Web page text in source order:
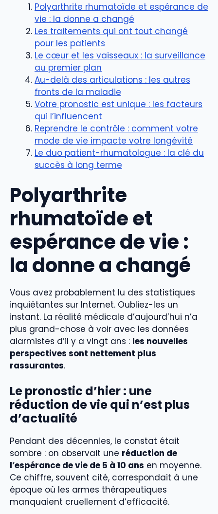
Polyarthrite rhumatoïde et espérance de
vie : la donne a changé
Les traitements qui ont tout changé
pour les patients
Le cœur et les vaisseaux : la surveillance
au premier plan
Au-delà des articulations : les autres
fronts de la maladie
Votre pronostic est unique : les facteurs
qui l’influencent
Reprendre le contrôle : comment votre
mode de vie impacte votre longévité
Le duo patient-rhumatologue : la clé du
succès à long terme
Polyarthrite
rhumatoïde et
espérance de vie :
la donne a changé
Vous avez probablement lu des statistiques
inquiétantes sur Internet. Oubliez-les un
instant. La réalité médicale d’aujourd’hui n’a
plus grand-chose à voir avec les données
alarmistes d’il y a vingt ans : les nouvelles
perspectives sont nettement plus
rassurantes.
Le pronostic d’hier : une
réduction de vie qui n’est plus
d’actualité
Pendant des décennies, le constat était
sombre : on observait une réduction de
l’espérance de vie de 5 à 10 ans en moyenne.
Ce chiffre, souvent cité, correspondait à une
époque où les armes thérapeutiques
manquaient cruellement d’efficacité.